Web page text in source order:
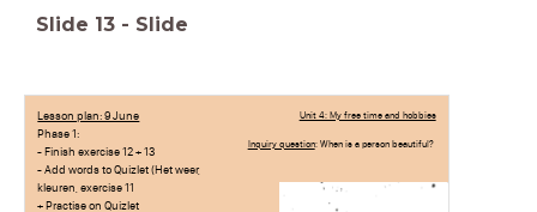
Slide 13 - Slide
Lesson plan: 9 June
Phase 1:
- Finish exercise 12 + 13
- Add words to Quizlet (Het weer,
kleuren, exercise 11
+ Practise on Quizlet
Unit 4: My free time and hobbies
Inquiry question: When is a person beautiful?